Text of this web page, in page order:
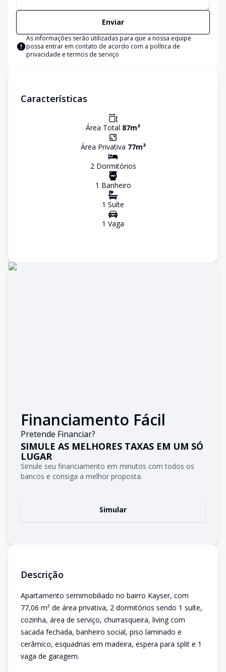
Enviar
As informações serão utilizadas para que a nossa equipe
possa entrar em contato de acordo com a política de
privacidade e termos de serviço
Características
Área Total 87m²
Área Privativa 77m²
2Dormitórios
1 Banheiro
1 Suíte
1 Vaga
Financiamento Fácil
Pretende Financiar?
SIMULE AS MELHORES TAXAS EM UM SÓ
LUGAR
Simule seu financiamento em minutos com todos os
bancos e consiga a melhor proposta.
Simular
Descrição
Apartamento semimobiliado no bairro Kayser, com
77,06 m² de área privativa, 2 dormitórios sendo 1 suíte,
cozinha, área de serviço, churrasqueira, living com
sacada fechada, banheiro social, piso laminado e
cerâmico, esquadrias em madeira, espera para split e 1
vaga de garagem.